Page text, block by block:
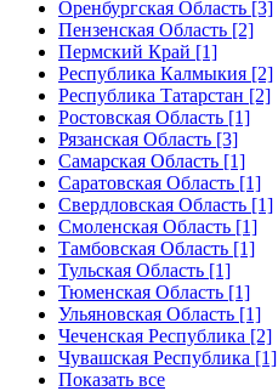
Оренбургская Область [3]
Пензенская Область [2]
Пермский Край [1]
Республика Калмыкия [2]
Республика Татарстан [2]
Ростовская Область [1]
Рязанская Область [3]
Самарская Область [1]
Саратовская Область [1]
Свердловская Область [1]
Смоленская Область [1]
Тамбовская Область [1]
Тульская Область [1]
Тюменская Область [1]
Ульяновская Область [1]
Чеченская Республика [2]
Чувашская Республика [1]
Показать все